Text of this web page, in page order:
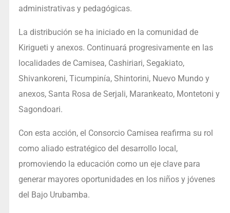
administrativas y pedagógicas.
La distribución se ha iniciado en la comunidad de
Kirigueti y anexos. Continuará progresivamente en las
localidades de Camisea, Cashiriari, Segakiato,
Shivankoreni, Ticumpinía, Shintorini, Nuevo Mundo y
anexos, Santa Rosa de Serjali, Marankeato, Montetoni y
Sagondoari.
Con esta acción, el Consorcio Camisea reafirma su rol
como aliado estratégico del desarrollo local,
promoviendo la educación como un eje clave para
generar mayores oportunidades en los niños y jóvenes
del Bajo Urubamba.